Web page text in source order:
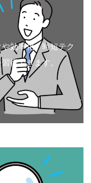
効率化、時短テク
得できます。